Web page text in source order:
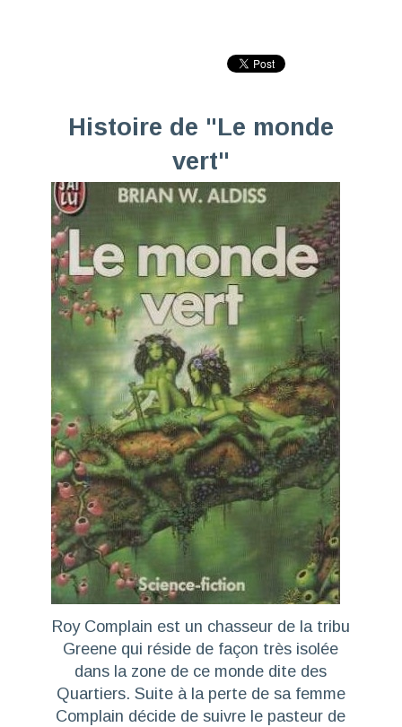
Histoire de "Le monde
vert"
Roy Complain est un chasseur de la tribu
Greene qui réside de façon très isolée
dans la zone de ce monde dite des
Quartiers. Suite à la perte de sa femme
Complain décide de suivre le pasteur de